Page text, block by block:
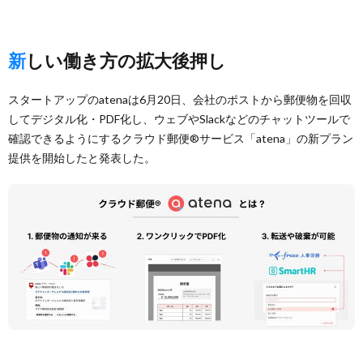
新しい働き方の拡大後押し
スタートアップのatenaは6月20日、会社のポストから郵便物を回収
してデジタル化・PDF化し、ウェブやSlackなどのチャットツールで
確認できるようにするクラウド郵便®︎サービス「atena」の新プラン
提供を開始したと発表した。